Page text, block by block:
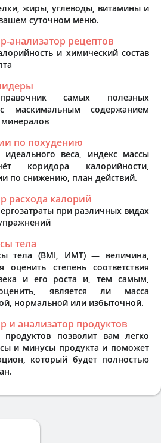
жиры, углеводы, витамины и
суточном меню.
анализатор рецептов
и химический состав
самых полезных
маскимальным содержанием
по похудению
идеального веса, индекс массы
коридора калорийности,
по снижению, план действий.
расхода калорий
при различных видах
тела
тела (BMI, ИМТ) — величина,
оценить степень соответствия
и его роста и, тем самым,
является ли масса
нормальной или избыточной.
и анализатор продуктов
продуктов позволит вам легко
и минусы продукта и поможет
который будет полностью